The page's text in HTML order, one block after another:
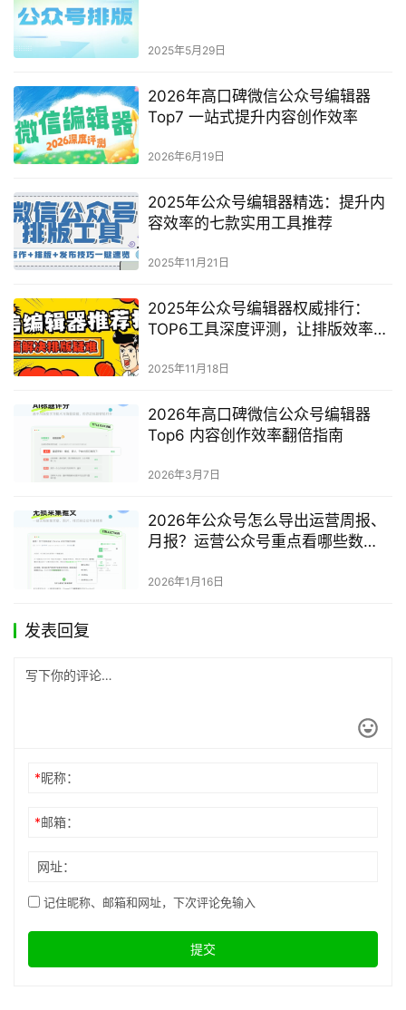
2025年5月29日
2026年高口碑微信公众号编辑器
Top7 一站式提升内容创作效率
2026年6月19日
2025年公众号编辑器精选：提升内
容效率的七款实用工具推荐
2025年11月21日
2025年公众号编辑器权威排行：
TOP6工具深度评测，让排版效率提
2025年11月18日
2026年高口碑微信公众号编辑器
Top6 内容创作效率翻倍指南
2026年3月7日
2026年公众号怎么导出运营周报、
月报？运营公众号重点看哪些数
2026年1月16日
发表回复
*昵称：
*邮箱：
网址：
记住昵称、邮箱和网址，下次评论免输入
提交